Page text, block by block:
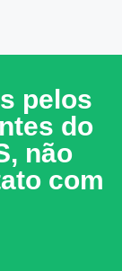
pelos
do
não
com